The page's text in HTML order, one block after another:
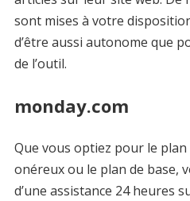
sont mises à votre
d’être aussi autonome que
de l’outil.
monday.com
Que vous optiez pour le plan
onéreux ou le plan de base,
d’une assistance 24 heures